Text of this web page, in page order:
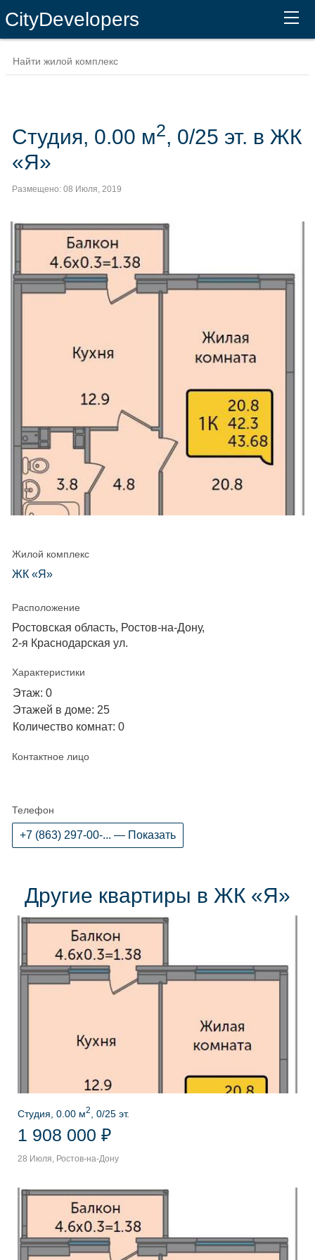
CityDevelopers
Студия, 0.00 м2, 0/25 эт. в ЖК
«Я»
Размещено: 08 Июля, 2019
Жилой комплекс
ЖК «Я»
Расположение
Ростовская область, Ростов-на-Дону,
2-я Краснодарская ул.
Характеристики
Этаж: 0
Этажей в доме: 25
Количество комнат: 0
Контактное лицо
Телефон
+7 (863) 297-00-... — Показать
Другие квартиры в ЖК «Я»
Студия, 0.00 м2 , 0/25 эт.
1 908 000 ₽
28 Июля, Ростов-на-Дону